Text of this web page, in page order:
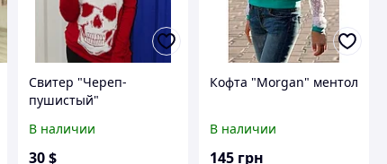
Свитер "Череп-
пушистый"
В наличии
30 $
Кофта "Morgan" ментол
В наличии
145 грн